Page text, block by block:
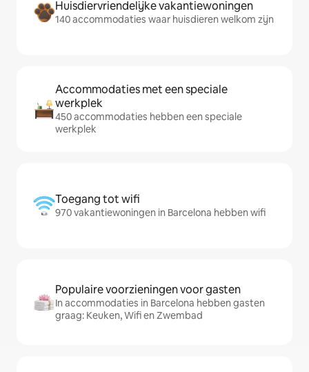
Huisdiervriendelijke vakantiewoningen
140 accommodaties waar huisdieren welkom zijn
Accommodaties met een speciale
werkplek
450 accommodaties hebben een speciale
werkplek
Toegang tot wifi
970 vakantiewoningen in Barcelona hebben wifi
Populaire voorzieningen voor gasten
In accommodaties in Barcelona hebben gasten
graag: Keuken, Wifi en Zwembad